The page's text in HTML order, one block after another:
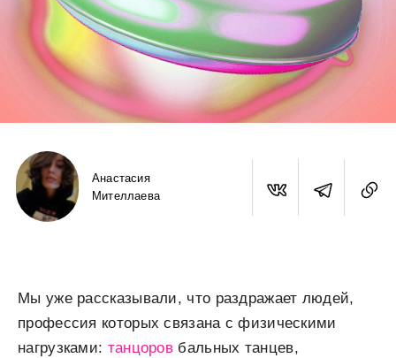
Анастасия
Мителлаева
Мы уже рассказывали, что раздражает людей,
профессия которых связана с физическими
нагрузками: танцоров бальных танцев,